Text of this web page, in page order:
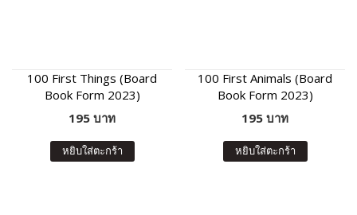
100 First Things (Board
Book Form 2023)
195 บาท
หยิบใส่ตะกร้า
100 First Animals (Board
Book Form 2023)
195 บาท
หยิบใส่ตะกร้า